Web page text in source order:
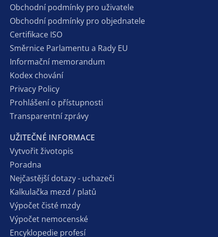
Obchodní podmínky pro uživatele
Obchodní podmínky pro objednatele
Certifikace ISO
Směrnice Parlamentu a Rady EU
Informační memorandum
Kodex chování
Privacy Policy
Prohlášení o přístupnosti
Transparentní zprávy
UŽITEČNÉ INFORMACE
Vytvořit životopis
Poradna
Nejčastější dotazy - uchazeči
Kalkulačka mezd / platů
Výpočet čisté mzdy
Výpočet nemocenské
Encyklopedie profesí